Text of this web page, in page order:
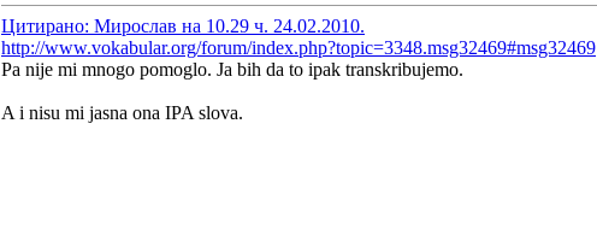
Цитирано: Мирослав на 10.29 ч. 24.02.2010.
http://www.vokabular.org/forum/index.php?topic=3348.msg32469#msg32469
Pa nije mi mnogo pomoglo. Ja bih da to ipak transkribujemo.
A i nisu mi jasna ona IPA slova.